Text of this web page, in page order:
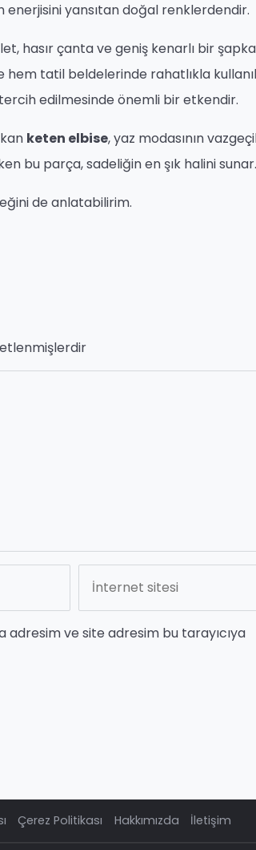
enerjisini yansıtan doğal renklerdendir.
hasır çanta ve geniş kenarlı bir
hem tatil beldelerinde rahatlıkla
edilmesinde önemli bir etkendir.
keten elbise, yaz modasının
bu parça, sadeliğin en şık halini sunar.
de anlatabilirim.
adresim ve site adresim bu tarayıcıya
Çerez Politikası Hakkımızda İletişim